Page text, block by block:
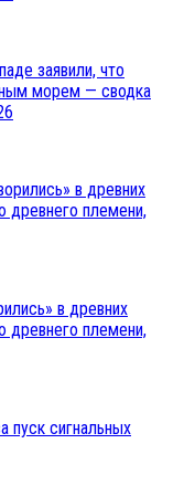
заявили, что
морем — сводка
в древних
древнего племени,